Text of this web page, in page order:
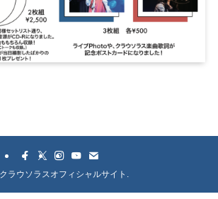
ラウソラスオフィシャルサイト.